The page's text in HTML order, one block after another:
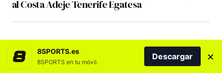
al Costa Adeje Tenerife Egatesa
8SPORTS.es
8SPORTS en tu móvil.
Descargar ×